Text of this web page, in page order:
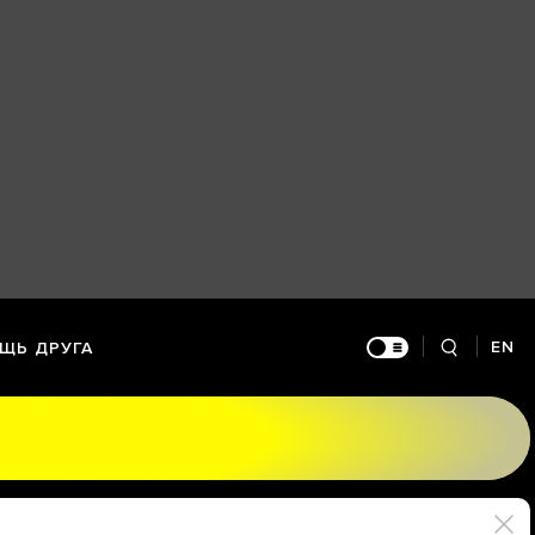
ДРУГА EN